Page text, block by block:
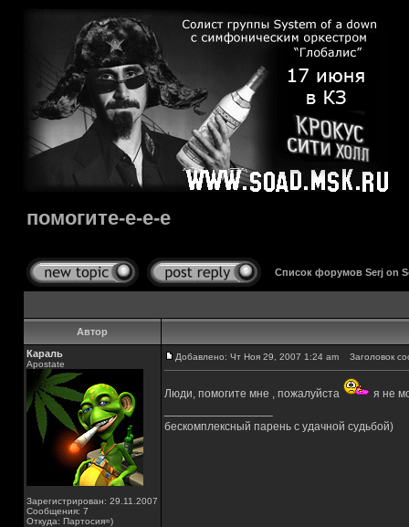
помогите-е-е-е
Список форумов Serj on
Автор
Караль
Apostate
Зарегистрирован: 29.11.2007
Сообщения: 7
Откуда: Партосия=)
Добавлено: Чт Ноя 29, 2007 1:24 am Заголовок
Люди, помогите мне , пожалуйста
я не
бескомплексный парень с удачной судьбой)